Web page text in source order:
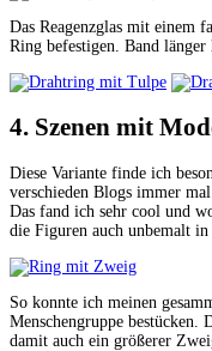
Das Reagenzglas mit einem
Ring befestigen. Band länger
4. Szenen mit
Diese Variante finde ich
verschieden Blogs immer
Das fand ich sehr cool und
die Figuren auch unbemalt
So konnte ich meinen
Menschengruppe bestücken.
damit auch ein größerer